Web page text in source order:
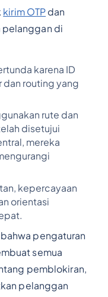
kirim OTP dan
di
karena ID
routing yang
rute dan
disetujui
mereka
kepercayaan
orientasi
pengaturan
semua
pemblokiran,
pelanggan